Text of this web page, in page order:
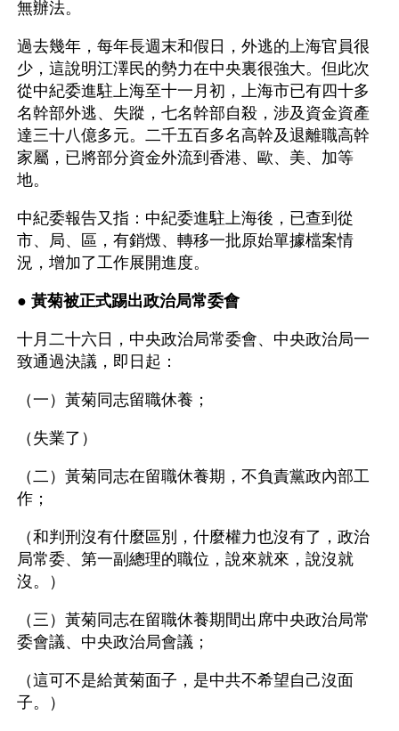
無辦法。
過去幾年，每年長週末和假日，外逃的上海官員很
少，這說明江澤民的勢力在中央裏很強大。但此次
從中紀委進駐上海至十一月初，上海市已有四十多
名幹部外逃、失蹤，七名幹部自殺，涉及資金資產
達三十八億多元。二千五百多名高幹及退離職高幹
家屬，已將部分資金外流到香港、歐、美、加等
地。
中紀委報告又指：中紀委進駐上海後，已查到從
市、局、區，有銷燬、轉移一批原始單據檔案情
況，增加了工作展開進度。
● 黃菊被正式踢出政治局常委會
十月二十六日，中央政治局常委會、中央政治局一
致通過決議，即日起：
（一）黃菊同志留職休養；
（失業了）
（二）黃菊同志在留職休養期，不負責黨政內部工
作；
（和判刑沒有什麼區別，什麼權力也沒有了，政治
局常委、第一副總理的職位，說來就來，說沒就
沒。）
（三）黃菊同志在留職休養期間出席中央政治局常
委會議、中央政治局會議；
（這可不是給黃菊面子，是中共不希望自己沒面
子。）